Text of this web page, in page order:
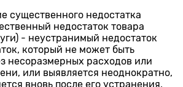
существенного недостатка
недостаток товара
- неустранимый недостаток
который не может быть
несоразмерных расходов или
или выявляется неоднократно,
вновь после его устранения,